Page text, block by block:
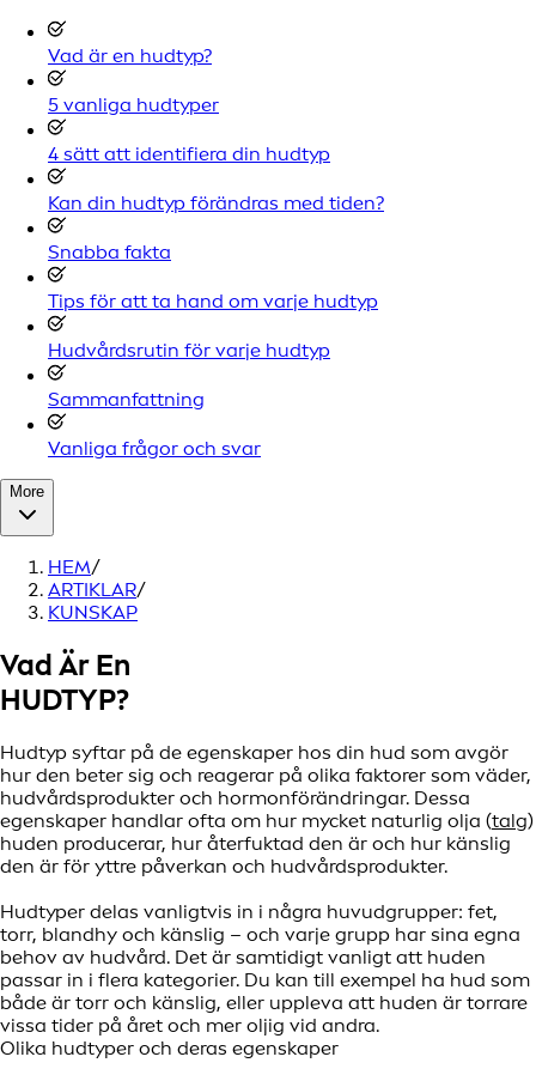
Vad är en hudtyp?
5 vanliga hudtyper
4 sätt att identifiera din hudtyp
Kan din hudtyp förändras med tiden?
Snabba fakta
Tips för att ta hand om varje hudtyp
Hudvårdsrutin för varje hudtyp
Sammanfattning
Vanliga frågor och svar
More
HEM/
ARTIKLAR/
KUNSKAP
Vad Är En
HUDTYP?
Hudtyp syftar på de egenskaper hos din hud som avgör
hur den beter sig och reagerar på olika faktorer som väder,
hudvårdsprodukter och hormonförändringar. Dessa
egenskaper handlar ofta om hur mycket naturlig olja (talg)
huden producerar, hur återfuktad den är och hur känslig
den är för yttre påverkan och hudvårdsprodukter.
Hudtyper delas vanligtvis in i några huvudgrupper: fet,
torr, blandhy och känslig – och varje grupp har sina egna
behov av hudvård. Det är samtidigt vanligt att huden
passar in i flera kategorier. Du kan till exempel ha hud som
både är torr och känslig, eller uppleva att huden är torrare
vissa tider på året och mer oljig vid andra.
Olika hudtyper och deras egenskaper